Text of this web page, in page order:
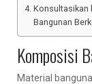
Konsultasikan
Bangunan
Komposisi
Material